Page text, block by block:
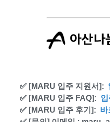
✅ [MARU 입주 지원서]:
✅ [MARU 입주 FAQ]: 입
✅ [MARU 입주 후기]: 바